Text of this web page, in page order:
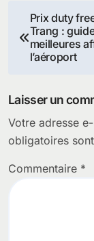
de
Prix duty
Trang :
meilleures
l’aéroport
Laisser un
Votre adresse
obligatoires
Commentaire *